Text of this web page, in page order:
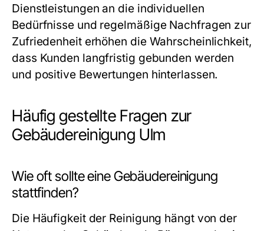
Dienstleistungen an die individuellen
Bedürfnisse und regelmäßige Nachfragen zur
Zufriedenheit erhöhen die Wahrscheinlichkeit,
dass Kunden langfristig gebunden werden
und positive Bewertungen hinterlassen.
Häufig gestellte Fragen zur
Gebäudereinigung Ulm
Wie oft sollte eine Gebäudereinigung
stattfinden?
Die Häufigkeit der Reinigung hängt von der